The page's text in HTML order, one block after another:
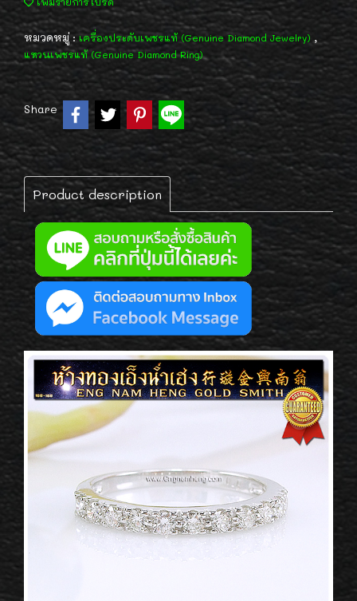
หมวดหมู่ : เครื่องประดับเพชรแท้ (Genuine Diamond Jewelry) ,
แหวนเพชรแท้ (Genuine Diamond Ring)
Share
Product description